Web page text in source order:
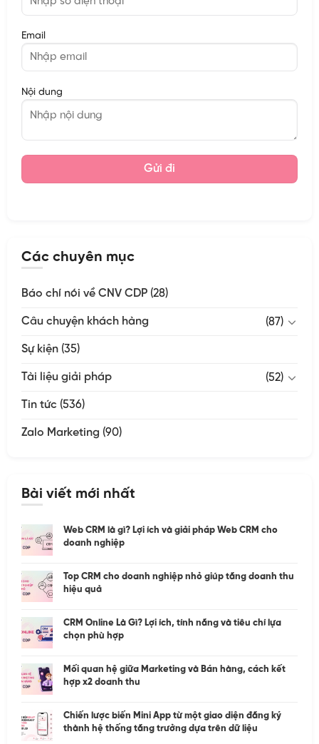
Email
Nội dung
Các chuyên mục
Báo chí nói về CNV CDP(28)
Câu chuyện khách hàng (87)
Sự kiện(35)
Tài liệu giải pháp (52)
Tin tức (536)
Zalo Marketing (90)
Bài viết mới nhất
Web CRM là gì? Lợi ích và giải pháp Web CRM cho
doanh nghiệp
Top CRM cho doanh nghiệp nhỏ giúp tăng doanh thu
hiệu quả
CRM Online Là Gì? Lợi ích, tính năng và tiêu chí lựa
chọn phù hợp
Mối quan hệ giữa Marketing và Bán hàng, cách kết
hợp x2 doanh thu
Chiến lược biến Mini App từ một giao diện đăng ký
thành hệ thống tăng trưởng dựa trên dữ liệu